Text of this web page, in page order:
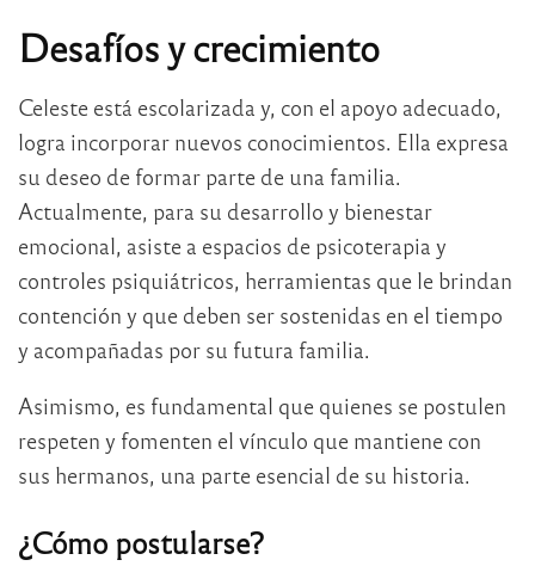
Desafíos y crecimiento
Celeste está escolarizada y, con el apoyo adecuado,
logra incorporar nuevos conocimientos. Ella expresa
su deseo de formar parte de una familia.
Actualmente, para su desarrollo y bienestar
emocional, asiste a espacios de psicoterapia y
controles psiquiátricos, herramientas que le brindan
contención y que deben ser sostenidas en el tiempo
y acompañadas por su futura familia.
Asimismo, es fundamental que quienes se postulen
respeten y fomenten el vínculo que mantiene con
sus hermanos, una parte esencial de su historia.
¿Cómo postularse?